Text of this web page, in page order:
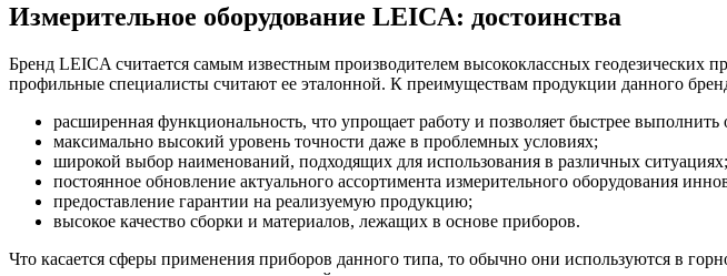
Измерительное оборудование LEICA: достоинства
Бренд LEICA считается самым известным производителем высококлассных геодезических
профильные специалисты считают ее эталонной. К преимуществам продукции данного
расширенная функциональность, что упрощает работу и позволяет быстрее
максимально высокий уровень точности даже в проблемных условиях;
широкой выбор наименований, подходящих для использования в различных ситуациях;
постоянное обновление актуального ассортимента измерительного оборудования
предоставление гарантии на реализуемую продукцию;
высокое качество сборки и материалов, лежащих в основе приборов.
Что касается сферы применения приборов данного типа, то обычно они используются в